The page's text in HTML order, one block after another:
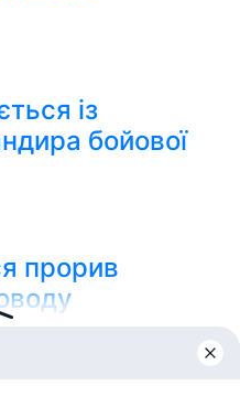
із
бойової
прорив